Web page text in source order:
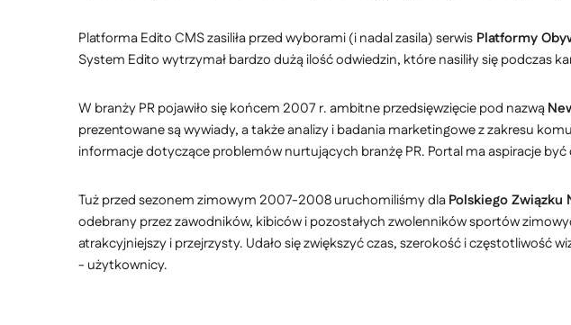
Platforma Edito CMS zasiliła przed wyborami (i nadal zasila) serwis Platformy
System Edito wytrzymał bardzo dużą ilość odwiedzin, które nasiliły się podczas
W branży PR pojawiło się końcem 2007 r. ambitne przedsięwzięcie pod nazwą
prezentowane są wywiady, a także analizy i badania marketingowe z zakresu
informacje dotyczące problemów nurtujących branżę PR. Portal ma aspiracje być
Tuż przed sezonem zimowym 2007-2008 uruchomiliśmy dlaPolskiego Związku
odebrany przez zawodników, kibiców i pozostałych zwolenników sportów
atrakcyjniejszy i przejrzysty. Udało się zwiększyć czas, szerokość i
- użytkownicy.